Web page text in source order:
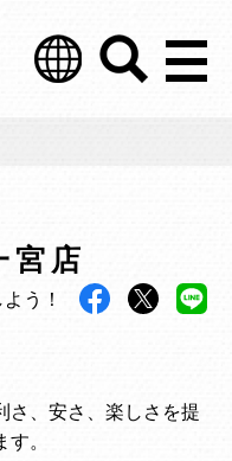
宮店
う！
さ、安さ、楽しさを提
。